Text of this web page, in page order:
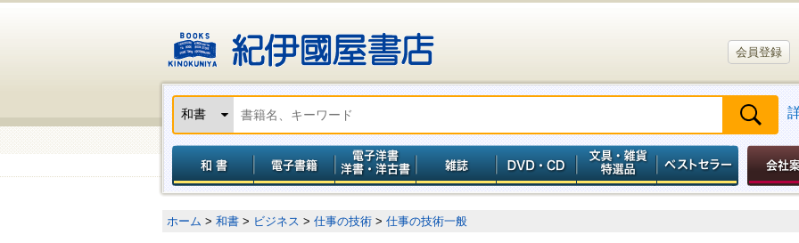
会員登録
ホーム > 和書 > ビジネス > 仕事の技術 > 仕事の技術一般